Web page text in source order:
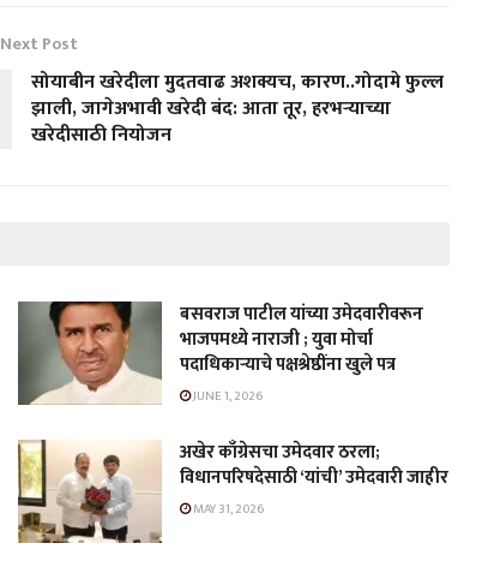
Next Post
सोयाबीन खरेदीला मुदतवाढ अशक्यच, कारण..गोदामे फुल्ल
झाली, जागेअभावी खरेदी बंद: आता तूर, हरभऱ्याच्या
खरेदीसाठी नियोजन
बसवराज पाटील यांच्या उमेदवारीवरून
भाजपमध्ये नाराजी ; युवा मोर्चा
पदाधिकाऱ्याचे पक्षश्रेष्ठींना खुले पत्र
JUNE 1, 2026
अखेर काँग्रेसचा उमेदवार ठरला;
विधानपरिषदेसाठी ‘यांची’ उमेदवारी जाहीर
MAY 31, 2026